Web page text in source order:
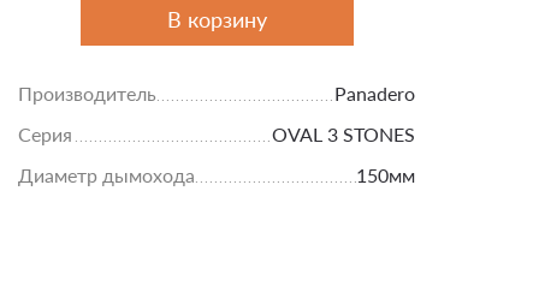
В корзину
Производитель
Panadero
Серия
OVAL 3 STONES
Диаметр дымохода
150мм